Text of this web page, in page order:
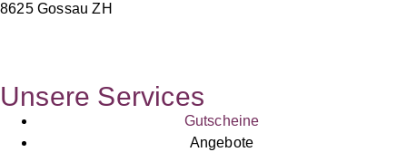
8625 Gossau ZH
Unsere Services
Gutscheine
Angebote